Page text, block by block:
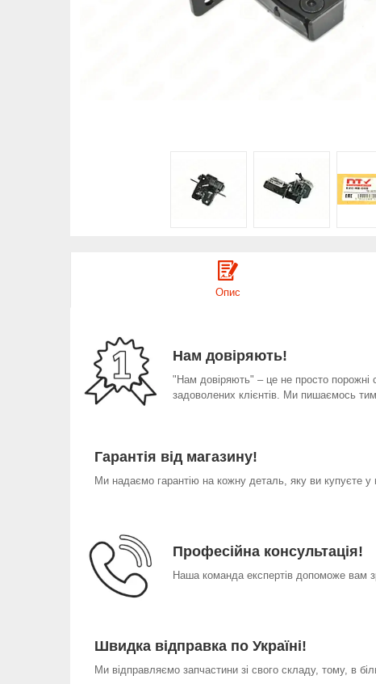
Опис
Нам довіряють!
"Нам довіряють" – це не просто порожні
задоволених клієнтів. Ми пишаємось
Гарантія від магазину!
Ми надаємо гарантію на кожну деталь, яку ви купуєте у
Професійна консультація!
Наша команда експертів допоможе вам
Швидка відправка по Україні!
Ми відправляємо запчастини зі свого складу, тому, в